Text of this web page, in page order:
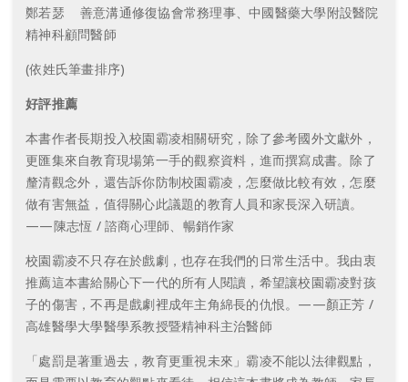
鄭若瑟 善意溝通修復協會常務理事、中國醫藥大學附設醫院
精神科顧問醫師
(依姓氏筆畫排序)
好評推薦
本書作者長期投入校園霸凌相關研究，除了參考國外文獻外，
更匯集來自教育現場第一手的觀察資料，進而撰寫成書。除了
釐清觀念外，還告訴你防制校園霸凌，怎麼做比較有效，怎麼
做有害無益，值得關心此議題的教育人員和家長深入研讀。
——陳志恆 / 諮商心理師、暢銷作家
校園霸凌不只存在於戲劇，也存在我們的日常生活中。我由衷
推薦這本書給關心下一代的所有人閱讀，希望讓校園霸凌對孩
子的傷害，不再是戲劇裡成年主角綿長的仇恨。——顏正芳 /
高雄醫學大學醫學系教授暨精神科主治醫師
「處罰是著重過去，教育更重視未來」霸凌不能以法律觀點，